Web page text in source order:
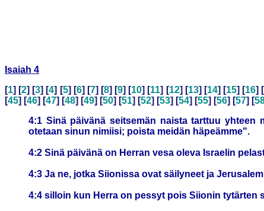
Isaiah 4
[1] [2] [3] [4] [5] [6] [7] [8] [9] [10] [11] [12] [13] [14] [15] [16] [
[45] [46] [47] [48] [49] [50] [51] [52] [53] [54] [55] [56] [57] [
4:1 Sinä päivänä seitsemän naista tarttuu yhteen
otetaan sinun nimiisi; poista meidän häpeämme".
4:2 Sinä päivänä on Herran vesa oleva Israelin
4:3 Ja ne, jotka Siionissa ovat säilyneet ja
4:4 silloin kun Herra on pessyt pois Siionin